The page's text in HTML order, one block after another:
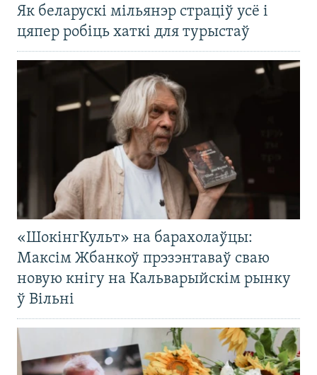
Як беларускі мільянэр страціў усё і
цяпер робіць хаткі для турыстаў
«ШокінгКульт» на барахолаўцы:
Максім Жбанкоў прэзэнтаваў сваю
новую кнігу на Кальварыйскім рынку
ў Вільні